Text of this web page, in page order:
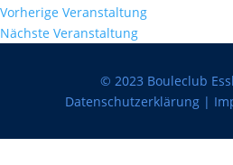
Vorherige Veranstaltung
Nächste Veranstaltung
© 2023 Bouleclub
Datenschutzerklärung|